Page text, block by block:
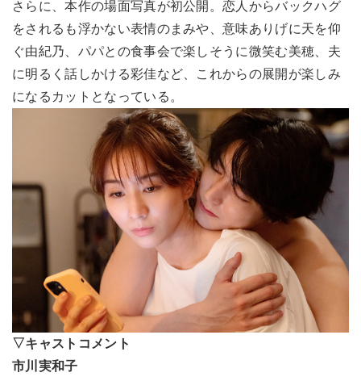
さらに、本作の場面写真が初公開。恋人からバックハグ
をされるも浮かない表情のまみや、意味ありげに天を仰
ぐ由紀乃、パパとの食事会で楽しそうに微笑む美穂、夫
に明るく話しかける彩佳など、これからの展開が楽しみ
になるカットとなっている。
▽キャストコメント
市川実和子